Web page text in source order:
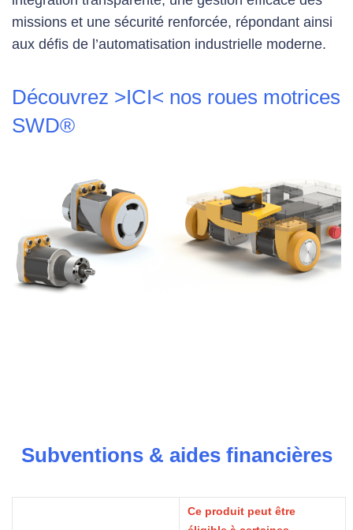
missions et une sécurité renforcée, répondant ainsi
aux défis de l’automatisation industrielle moderne.
Découvrez >ICI< nos roues motrices
SWD®
Subventions & aides financières
Ce produit peut être